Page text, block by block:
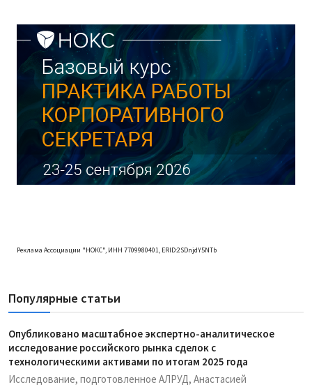
Реклама Ассоциации "НОКС", ИНН 7709980401, ERID:2SDnjdY5NTb
Популярные статьи
Опубликовано масштабное экспертно-аналитическое
исследование российского рынка сделок с
технологическими активами по итогам 2025 года
Исследование, подготовленное АЛРУД, Анастасией